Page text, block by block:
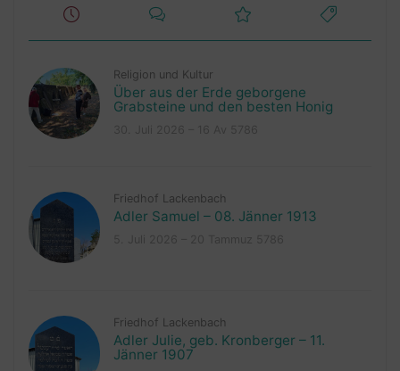
Religion und Kultur
Über aus der Erde geborgene
Grabsteine und den besten Honig
Friedhof Lackenbach
Adler Samuel – 08. Jänner 1913
Friedhof Lackenbach
Adler Julie, geb. Kronberger – 11.
Jänner 1907